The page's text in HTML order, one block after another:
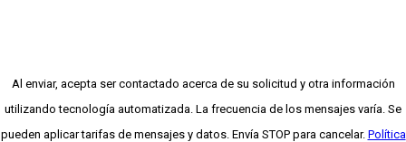
Al enviar, acepta ser contactado acerca de su solicitud y otra información
utilizando tecnología automatizada. La frecuencia de los mensajes varía. Se
pueden aplicar tarifas de mensajes y datos. Envía STOP para cancelar. Política